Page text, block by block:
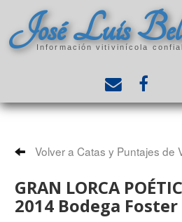
José Luis
Información vitivinícola
Volver a Catas y Puntajes de
GRAN LORCA
2014 Bodega